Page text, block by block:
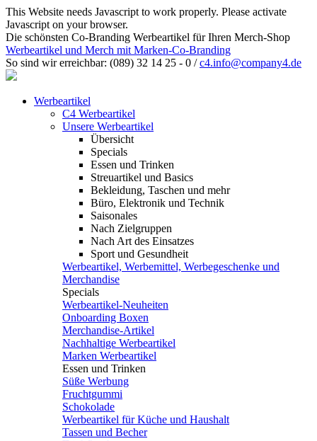
This Website needs Javascript to work properly. Please activate
Javascript on your browser.
Die schönsten Co-Branding Werbeartikel für Ihren Merch-Shop
Werbeartikel und Merch mit Marken-Co-Branding
So sind wir erreichbar: (089) 32 14 25 - 0 /c4.info@company4.de
Werbeartikel
C4 Werbeartikel
Unsere Werbeartikel
Übersicht
Specials
Essen und Trinken
Streuartikel und Basics
Bekleidung, Taschen und mehr
Büro, Elektronik und Technik
Saisonales
Nach Zielgruppen
Nach Art des Einsatzes
Sport und Gesundheit
Werbeartikel, Werbemittel, Werbegeschenke und
Merchandise
Specials
Werbeartikel-Neuheiten
Onboarding Boxen
Merchandise-Artikel
Nachhaltige Werbeartikel
Marken Werbeartikel
Essen und Trinken
Süße Werbung
Fruchtgummi
Schokolade
Werbeartikel für Küche und Haushalt
Tassen und Becher